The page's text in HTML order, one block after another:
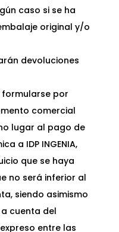
caso si se ha
original y/o
devoluciones
por
comercial
lugar al pago de
a IDP INGENIA,
que se haya
no será inferior al
siendo asimismo
cuenta del
entre las